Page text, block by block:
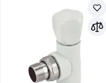
Радиаторная
арматура
регулирующий
радиатора
Для отопления